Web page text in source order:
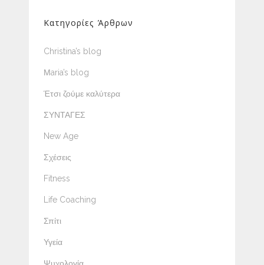
Κατηγορίες Άρθρων
Christina’s blog
Μaria’s blog
Έτσι ζούμε καλύτερα
ΣΥΝΤΑΓΕΣ
New Age
Σχέσεις
Fitness
Life Coaching
Σπίτι
Υγεία